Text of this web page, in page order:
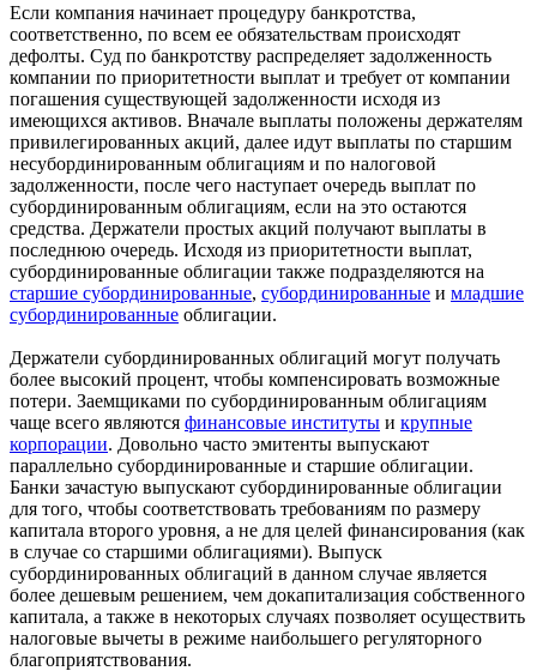
Если компания начинает процедуру банкротства,
соответственно, по всем ее обязательствам происходят
дефолты. Суд по банкротству распределяет задолженность
компании по приоритетности выплат и требует от компании
погашения существующей задолженности исходя из
имеющихся активов. Вначале выплаты положены держателям
привилегированных акций, далее идут выплаты по старшим
несубординированным облигациям и по налоговой
задолженности, после чего наступает очередь выплат по
субординированным облигациям, если на это остаются
средства. Держатели простых акций получают выплаты в
последнюю очередь. Исходя из приоритетности выплат,
субординированные облигации также подразделяются на
старшие субординированные, субординированные и младшие
субординированные облигации.
Держатели субординированных облигаций могут получать
более высокий процент, чтобы компенсировать возможные
потери. Заемщиками по субординированным облигациям
чаще всего являются финансовые институты и крупные
корпорации. Довольно часто эмитенты выпускают
параллельно субординированные и старшие облигации.
Банки зачастую выпускают субординированные облигации
для того, чтобы соответствовать требованиям по размеру
капитала второго уровня, а не для целей финансирования (как
в случае со старшими облигациями). Выпуск
субординированных облигаций в данном случае является
более дешевым решением, чем докапитализация собственного
капитала, а также в некоторых случаях позволяет осуществить
налоговые вычеты в режиме наибольшего регуляторного
благоприятствования.